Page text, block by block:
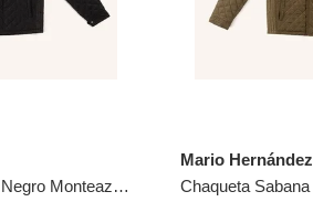
Chaqueta Sabana Negro Monteazul Chaqueta Sabana Negro Monteazul Talla S
Mario Hernández